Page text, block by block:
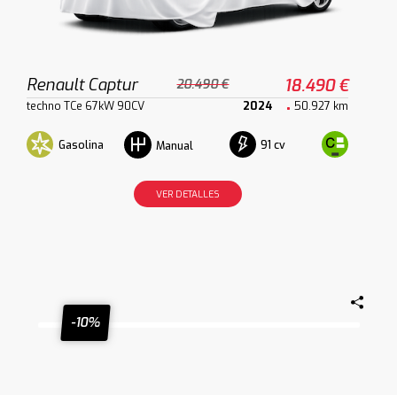
Renault Captur 20.490 € 18.490 €
techno TCe 67kW 90CV 2024 50.927 km
Gasolina Manual 91 cv
VER DETALLES
-10%